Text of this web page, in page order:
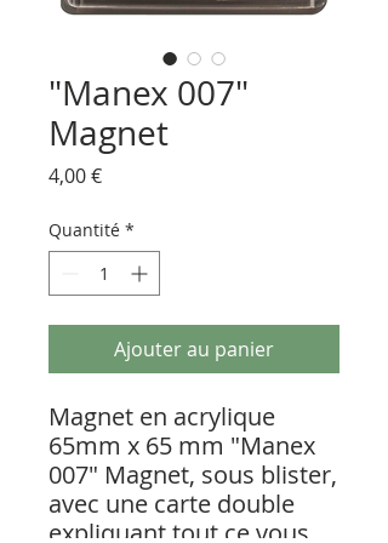
"Manex 007"
Magnet
4,00 €Prix
Quantité *
Ajouter au panier
Magnet en acrylique
65mm x 65 mm "Manex
007" Magnet, sous blister,
avec une carte double
expliquant tout ce vous